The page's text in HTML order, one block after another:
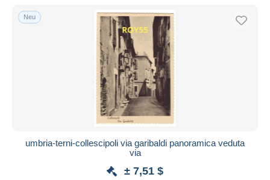
Neu
umbria-terni-collescipoli via garibaldi panoramica veduta
via
± 7,51 $